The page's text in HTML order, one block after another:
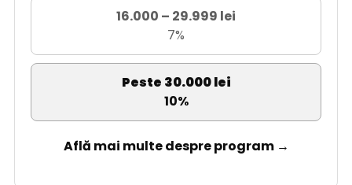
16.000 – 29.999 lei
7%
Peste 30.000 lei
10%
Află mai multe despre program →